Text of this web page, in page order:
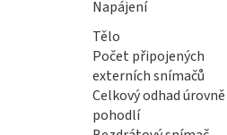
Napájení
Tělo
Počet připojených
externích snímačů
Celkový odhad úrovně
pohodlí